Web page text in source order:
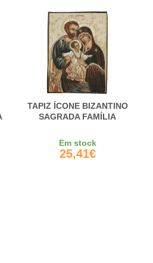
TAPIZ ÍCONE BIZANTINO
SAGRADA FAMÍLIA
Em stock
25,41€